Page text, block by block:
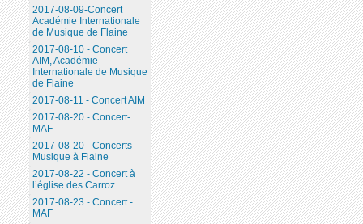
2017-08-09-Concert
Académie Internationale
de Musique de Flaine
2017-08-10 - Concert
AIM, Académie
Internationale de Musique
de Flaine
2017-08-11 - Concert AIM
2017-08-20 - Concert-
MAF
2017-08-20 - Concerts
Musique à Flaine
2017-08-22 - Concert à
l’église des Carroz
2017-08-23 - Concert -
MAF